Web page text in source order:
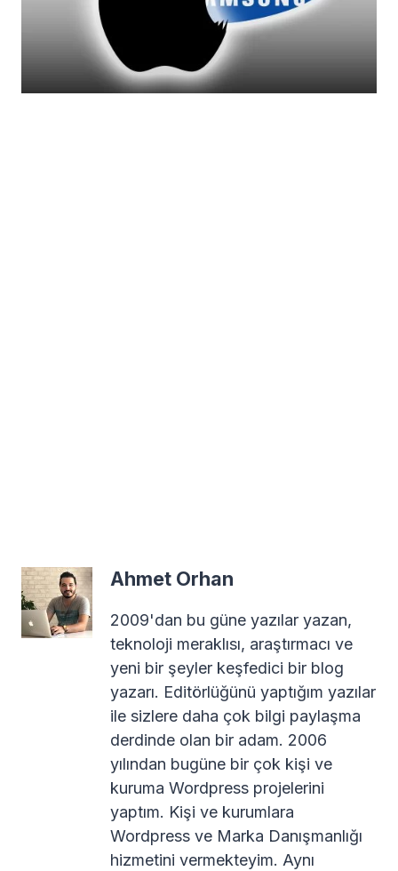
Ahmet Orhan
2009'dan bu güne yazılar yazan,
teknoloji meraklısı, araştırmacı ve
yeni bir şeyler keşfedici bir blog
yazarı. Editörlüğünü yaptığım yazılar
ile sizlere daha çok bilgi paylaşma
derdinde olan bir adam. 2006
yılından bugüne bir çok kişi ve
kuruma Wordpress projelerini
yaptım. Kişi ve kurumlara
Wordpress ve Marka Danışmanlığı
hizmetini vermekteyim. Aynı